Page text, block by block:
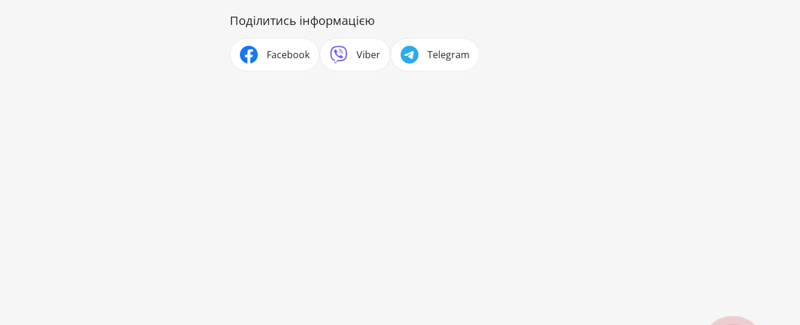
Поділитись інформацією
Facebook Viber Telegram